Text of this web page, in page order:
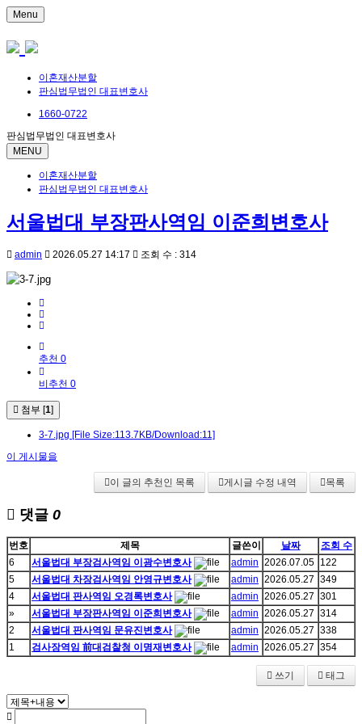
Menu
이혼재산분할
판심법무법인 대표변호사
1660-0722
판심법무법인 대표변호사
MENU
이혼재산분할
판심법무법인 대표변호사
서울법대 부장판사역임 이준희변호사
admin 2026.05.27 14:17 조회 수 : 314
추천 0
비추천 0
첨부 [1]
3-7.jpg [File Size:113.7KB/Download:11]
이 게시물을
이 글의 추천인 목록 게시글 수정 내역 목록
댓글 0
번호 제목 글쓴이 날짜
조회 수
6
서울법대 부장검사역임 이광수변호사 admin 2026.07.05 122
5
서울법대 차장검사역임 안영규변호사 admin 2026.05.27 349
4
서울법대 판사역임 오경록변호사 admin 2026.05.27 301
»
서울법대 부장판사역임 이준희변호사 admin 2026.05.27 314
2
서울법대 판사역임 문유진변호사 admin 2026.05.27 338
1
검사장역임 前대검찰청 이명재변호사 admin 2026.05.27 354
쓰기 태그